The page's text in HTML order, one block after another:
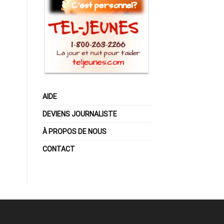
AIDE
DEVIENS JOURNALISTE
À PROPOS DE NOUS
CONTACT